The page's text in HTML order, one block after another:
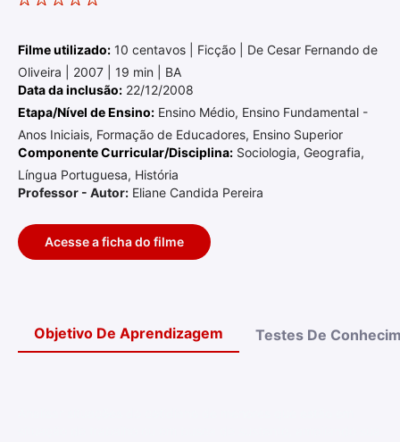
Filme utilizado: 10 centavos | Ficção | De Cesar Fernando de
Oliveira | 2007 | 19 min | BA
Data da inclusão: 22/12/2008
Etapa/Nível de Ensino: Ensino Médio, Ensino Fundamental -
Anos Iniciais, Formação de Educadores, Ensino Superior
Componente Curricular/Disciplina: Sociologia, Geografia,
Língua Portuguesa, História
Professor - Autor: Eliane Candida Pereira
Acesse a ficha do filme
Objetivo De Aprendizagem Testes De